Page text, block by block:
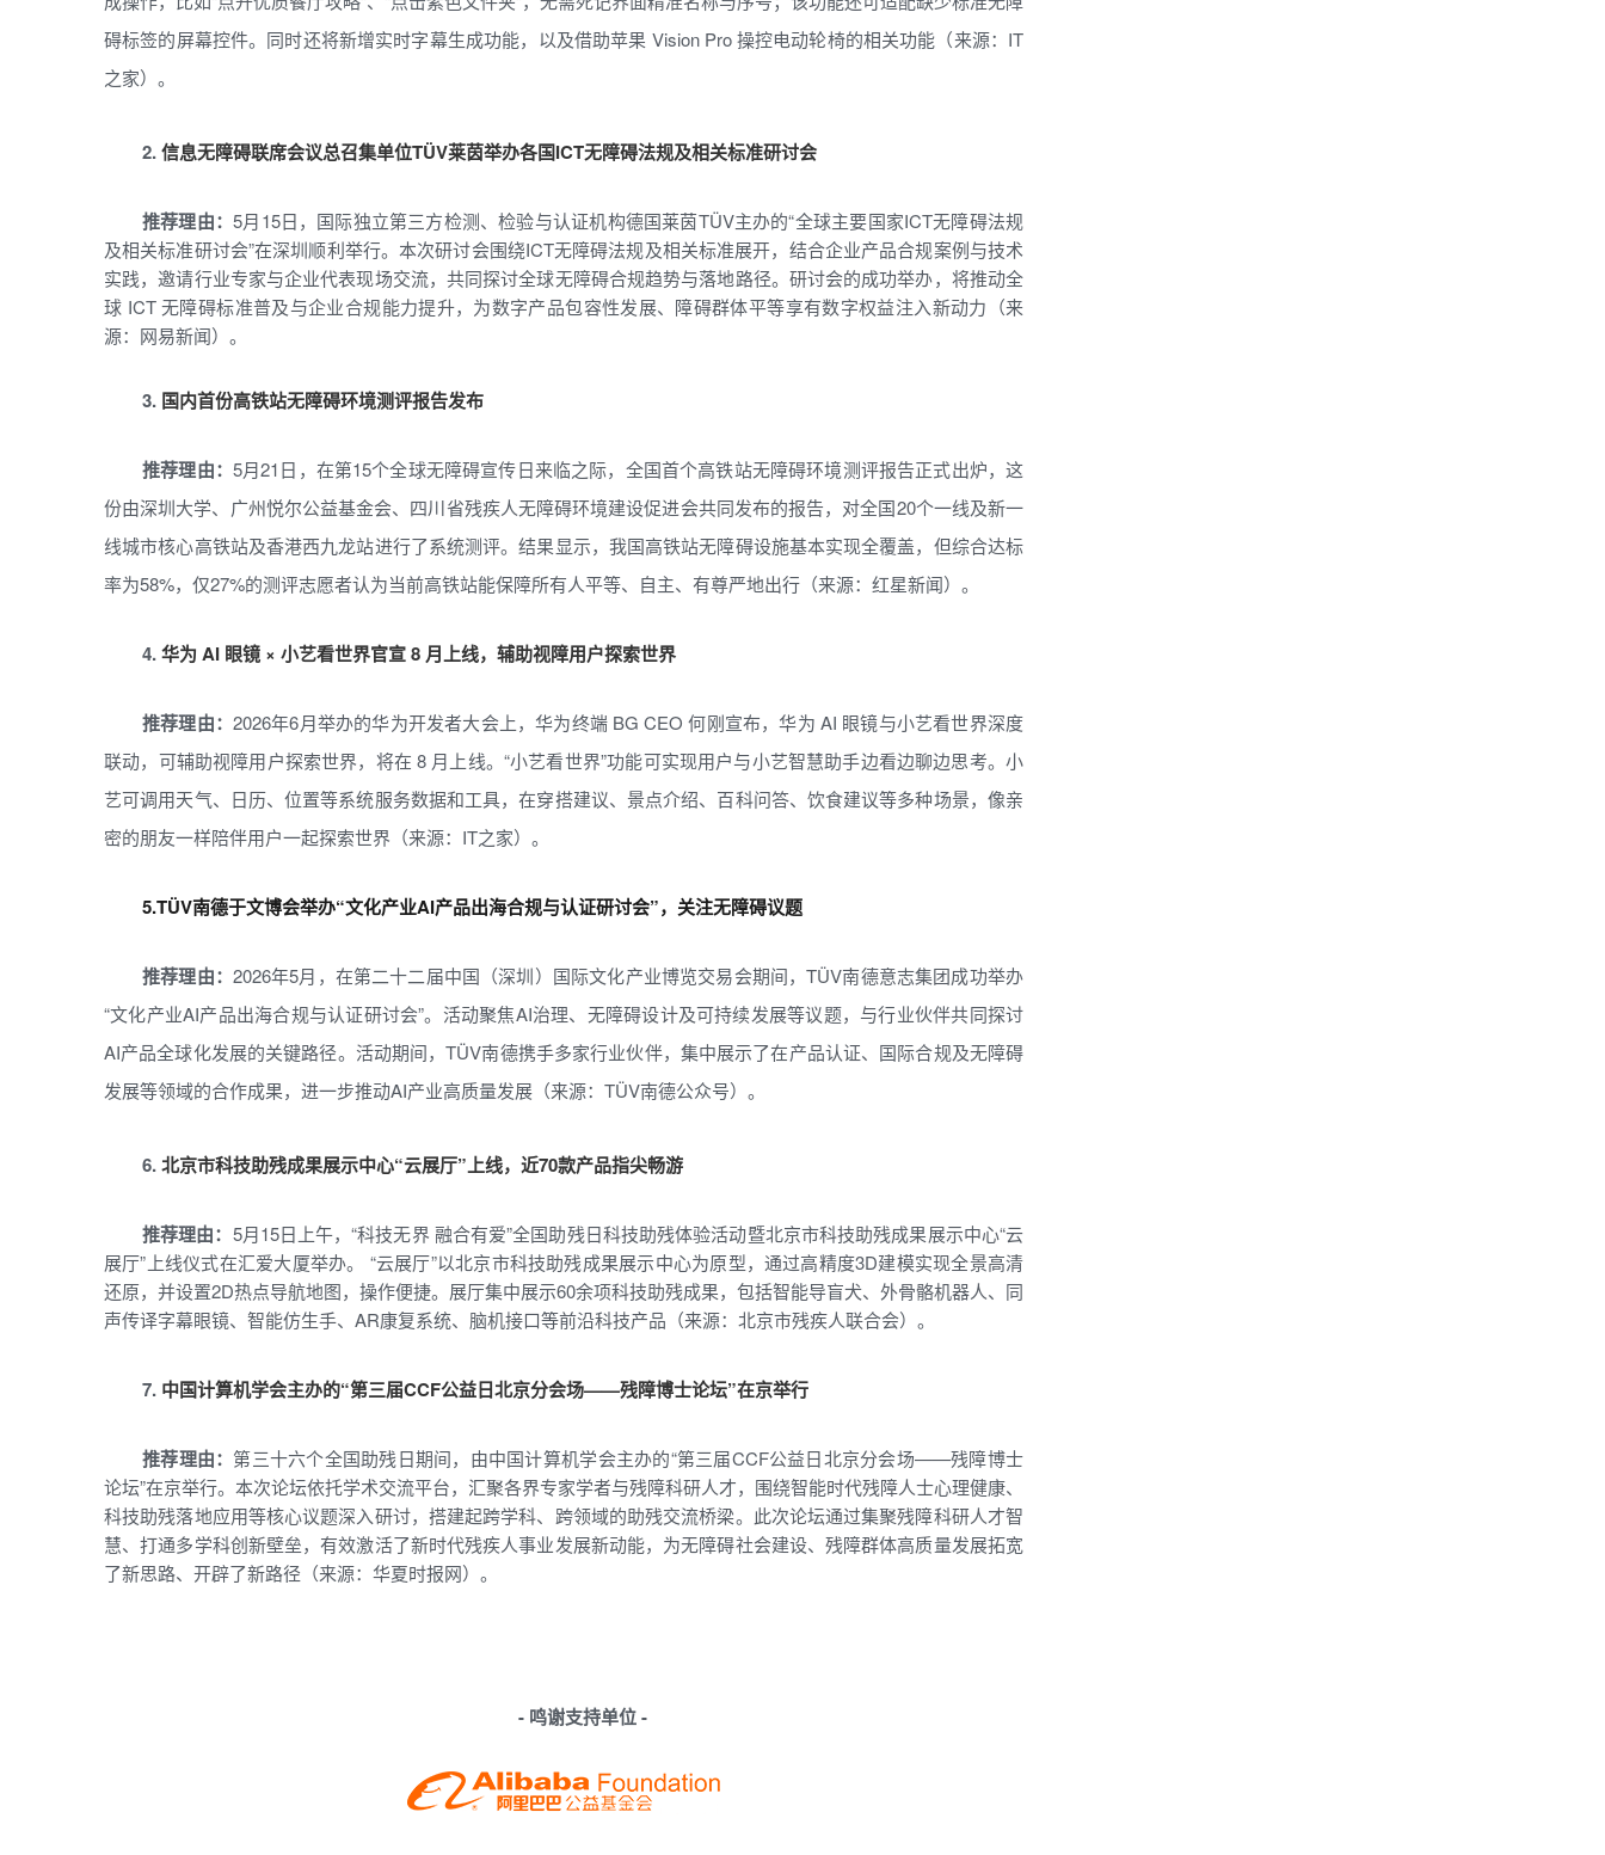
碍标签的屏幕控件。同时还将新增实时字幕生成功能，以及借助苹果 Vision Pro 操控电动轮椅的相关功能（来源：IT
之家）。
2.信息无障碍联席会议总召集单位TÜV莱茵举办各国ICT无障碍法规及相关标准研讨会
推荐理由：5月15日，国际独立第三方检测、检验与认证机构德国莱茵TÜV主办的“全球主要国家ICT无障碍法规
及相关标准研讨会”在深圳顺利举行。本次研讨会围绕ICT无障碍法规及相关标准展开，结合企业产品合规案例与技术
实践，邀请行业专家与企业代表现场交流，共同探讨全球无障碍合规趋势与落地路径。研讨会的成功举办，将推动全
球 ICT 无障碍标准普及与企业合规能力提升，为数字产品包容性发展、障碍群体平等享有数字权益注入新动力（来
源：网易新闻）。
3. 国内首份高铁站无障碍环境测评报告发布
推荐理由： 5月21日，在第15个全球无障碍宣传日来临之际，全国首个高铁站无障碍环境测评报告正式出炉，这
份由深圳大学、广州悦尔公益基金会、四川省残疾人无障碍环境建设促进会共同发布的报告，对全国20个一线及新一
线城市核心高铁站及香港西九龙站进行了系统测评。结果显示，我国高铁站无障碍设施基本实现全覆盖，但综合达标
率为58%，仅27%的测评志愿者认为当前高铁站能保障所有人平等、自主、有尊严地出行（来源：红星新闻）。
4.华为 AI 眼镜 × 小艺看世界官宣 8 月上线，辅助视障用户探索世界
推荐理由： 2026年6月举办的华为开发者大会上，华为终端 BG CEO 何刚宣布，华为 AI 眼镜与小艺看世界深度
联动，可辅助视障用户探索世界，将在 8 月上线。“小艺看世界”功能可实现用户与小艺智慧助手边看边聊边思考。小
艺可调用天气、日历、位置等系统服务数据和工具，在穿搭建议、景点介绍、百科问答、饮食建议等多种场景，像亲
密的朋友一样陪伴用户一起探索世界（来源：IT之家）。
5.TÜV南德于文博会举办“文化产业AI产品出海合规与认证研讨会”，关注无障碍议题
推荐理由： 2026年5月，在第二十二届中国（深圳）国际文化产业博览交易会期间，TÜV南德意志集团成功举办
“文化产业AI产品出海合规与认证研讨会”。活动聚焦AI治理、无障碍设计及可持续发展等议题，与行业伙伴共同探讨
AI产品全球化发展的关键路径。活动期间，TÜV南德携手多家行业伙伴，集中展示了在产品认证、国际合规及无障碍
发展等领域的合作成果，进一步推动AI产业高质量发展（来源：TÜV南德公众号）。
6.北京市科技助残成果展示中心“云展厅”上线，近70款产品指尖畅游
推荐理由： 5月15日上午，“科技无界 融合有爱”全国助残日科技助残体验活动暨北京市科技助残成果展示中心“云
展厅”上线仪式在汇爱大厦举办。 “云展厅”以北京市科技助残成果展示中心为原型，通过高精度3D建模实现全景高清
还原，并设置2D热点导航地图，操作便捷。展厅集中展示60余项科技助残成果，包括智能导盲犬、外骨骼机器人、同
声传译字幕眼镜、智能仿生手、AR康复系统、脑机接口等前沿科技产品（来源：北京市残疾人联合会）。
7. 中国计算机学会主办的“第三届CCF公益日北京分会场——残障博士论坛”在京举行
推荐理由： 第三十六个全国助残日期间，由中国计算机学会主办的“第三届CCF公益日北京分会场——残障博士
论坛”在京举行。本次论坛依托学术交流平台，汇聚各界专家学者与残障科研人才，围绕智能时代残障人士心理健康、
科技助残落地应用等核心议题深入研讨，搭建起跨学科、跨领域的助残交流桥梁。此次论坛通过集聚残障科研人才智
慧、打通多学科创新壁垒，有效激活了新时代残疾人事业发展新动能，为无障碍社会建设、残障群体高质量发展拓宽
了新思路、开辟了新路径（来源：华夏时报网）。
- 鸣谢支持单位 -